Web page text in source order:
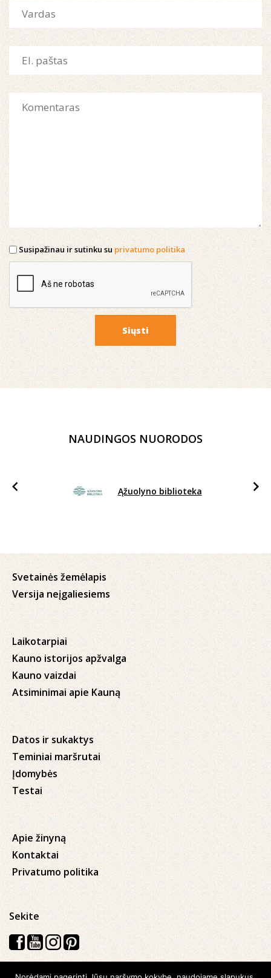
Susipažinau ir sutinku su privatumo politika
Siųsti
NAUDINGOS NUORODOS
Ąžuolyno biblioteka
Svetainės žemėlapis
Versija neįgaliesiems
Laikotarpiai
Kauno istorijos apžvalga
Kauno vaizdai
Atsiminimai apie Kauną
Datos ir sukaktys
Teminiai maršrutai
Įdomybės
Testai
Apie žinyną
Kontaktai
Privatumo politika
Sekite